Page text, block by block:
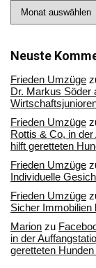
Sie
Archiv
Neuste
Frieden Umzüge
Dr. Markus Söder
Frieden Umzüge
Rottis & Co, in der
hilft geretteten
Frieden Umzüge
Individuelle
Frieden Umzüge
Sicher Immobilien
Marion zu
in der
geretteten